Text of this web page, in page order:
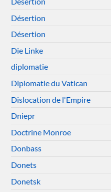
Désertion
Désertion
Die Linke
diplomatie
Diplomatie du Vatican
Dislocation de l'Empire
Dniepr
Doctrine Monroe
Donbass
Donets
Donetsk